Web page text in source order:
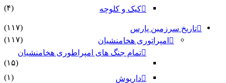
کیک و کلوچه
(۴)
تاریخ سرزمین پارس
(۱۱۷)
امپراتوری هخامنشیان
(۱۱۷)
تمام جنگ های امپراطوری هخامنشیان
(۱۵)
داریوش
(۱)